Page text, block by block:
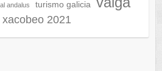
andalus turismo galicia
xacobeo 2021